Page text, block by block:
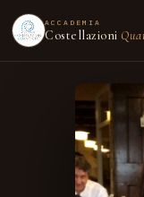
ACCADEMIA
Costellazioni